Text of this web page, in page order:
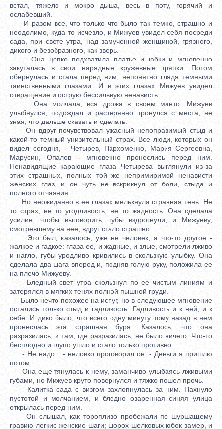
встал, тяжело и мокро дыша, весь в поту, горячий и
ослабевший.
И разом все, что только что было так темно, страшно и
неодолимо, куда-то исчезло, и Мижуев увидел себя посреди
сада, при свете утра, над замученной женщиной, грязного,
дикого и безобразного, как зверь.
Она цепко подхватила платье и юбки и мгновенно
закуталась в свои нарядные кружевные тряпки. Потом
обернулась и стала перед ним, непонятно глядя темными
таинственными глазами. И в этих глазах Мижуев увидел
отвращение и острую бессильную ненависть.
Она молчала, вся дрожа в своем манто. Мижуев
улыбнулся, подождал и растерянно тронулся с места, не
зная, что дальше сказать и сделать.
Он вдруг почувствовал ужасный непоправимый стыд и
какой-то темный унизительный страх. Все люди, которых он
видел сегодня, - Четырев, Пархоменко, Мария Сергеевна,
Марусин, Опалов - мгновенно пронеслись перед ним.
Ненавидящие карающие глаза Четырева выглянули из-за
этих страшных, полных той же непримиримой ненависти
женских глаз, и он чуть не вскрикнул от боли, стыда и
полного отчаяния.
Но неожиданно в ее глазах мелькнула странная тень. Не
то страх, не то угодливость, не то жадность. Она сделала
усилие, чтобы выговорить, губы вздрогнули, и Мижуеву,
смотревшему на нее, вдруг стало страшно.
Это был, казалось, уже не человек, а что-то другое -
жалкое и гадкое: глаза ее, и жадные, и злые, смотрели лживо
и нагло, губы уродливо кривились в скользкую улыбку. Она
сделала два шага вперед и, подняв голую руку, положила ее
на плечо Мижуеву.
Бледный свет утра скользнул по ее чистым линиям и
затерялся в мягких тенях полной пышной груди.
Было нечто похожее на испуг, но в следующее мгновение
остались только стыд и гадливость. Гадливость и к ней, и к
себе. И дико было, что всего одну минуту тому назад в нем
пронеслась эта страшная буря. Казалось, что она
разразилась, и там, где разразилась, не было ничего. Что-то
бесплодно и глупо ушло и стало только противно.
- Не надо... - неловко проговорил он. - Деньги я пришлю
потом...
Она еще тянулась к нему, заманчиво улыбаясь лживыми
губами, но Мижуев круто повернулся и тяжко пошел прочь.
Калитка сада с визгом захлопнулась за ним. Пахнуло
пустотой и молчанием, и бледно озаренная синяя улица
открылась перед ним.
Он слышал, как торопливо пробежали по шуршащему
гравию легкие женские шаги; шорох шелковых юбок замер, и